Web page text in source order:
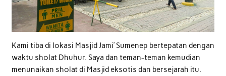
Kami tiba di lokasi Masjid Jami’ Sumenep bertepatan dengan
waktu sholat Dhuhur. Saya dan teman-teman kemudian
menunaikan sholat di Masjid eksotis dan bersejarah itu.